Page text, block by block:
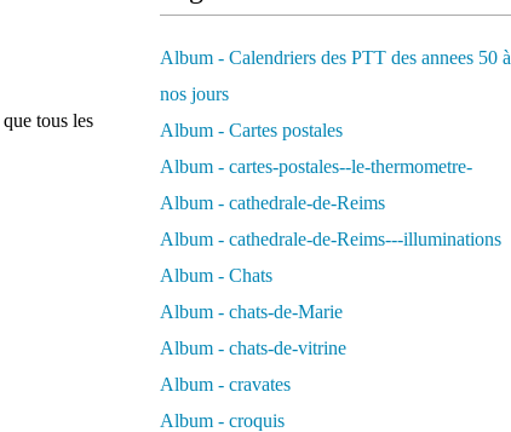
tous les
Album - Calendriers des PTT des annees 50 à
nos jours
Album - Cartes postales
Album - cartes-postales--le-thermometre-
Album - cathedrale-de-Reims
Album - cathedrale-de-Reims---illuminations
Album - Chats
Album - chats-de-Marie
Album - chats-de-vitrine
Album - cravates
Album - croquis